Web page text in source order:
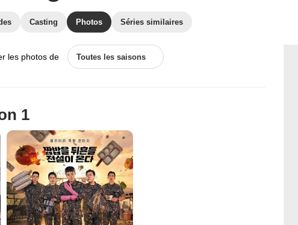
Casting Photos Séries similaires
les photos de Toutes les saisons
1